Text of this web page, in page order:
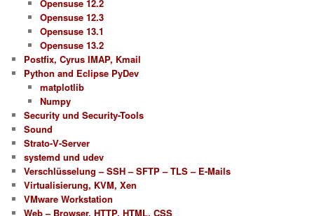
Opensuse 12.2
Opensuse 12.3
Opensuse 13.1
Opensuse 13.2
Postfix, Cyrus IMAP, Kmail
Python and Eclipse PyDev
matplotlib
Numpy
Security und Security-Tools
Sound
Strato-V-Server
systemd und udev
Verschlüsselung – SSH – SFTP – TLS – E-Mails
Virtualisierung, KVM, Xen
VMware Workstation
Web – Browser, HTTP, HTML, CSS